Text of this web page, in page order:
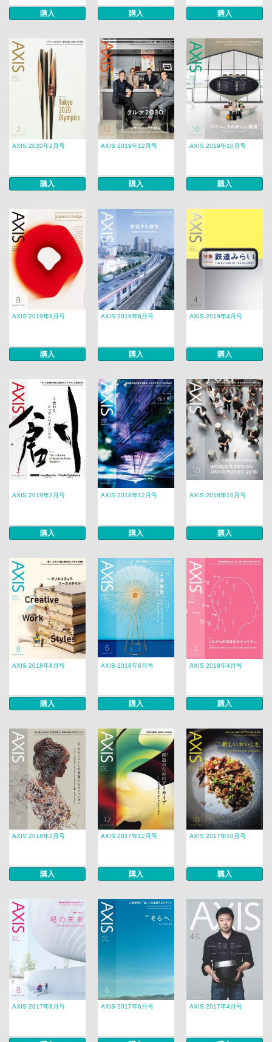
購入 購入 購入
AXIS 2020年2月号
購入
AXIS 2019年12月号
購入
AXIS 2019年10月号
購入
AXIS 2019年8月号
購入
AXIS 2019年6月号
購入
AXIS 2019年4月号
購入
AXIS 2019年2月号
購入
AXIS 2018年12月号
購入
AXIS 2018年10月号
購入
AXIS 2018年8月号
購入
AXIS 2018年6月号
購入
AXIS 2018年4月号
購入
AXIS 2018年2月号
購入
AXIS 2017年12月号
購入
AXIS 2017年10月号
購入
AXIS 2017年8月号 AXIS 2017年6月号 AXIS 2017年4月号